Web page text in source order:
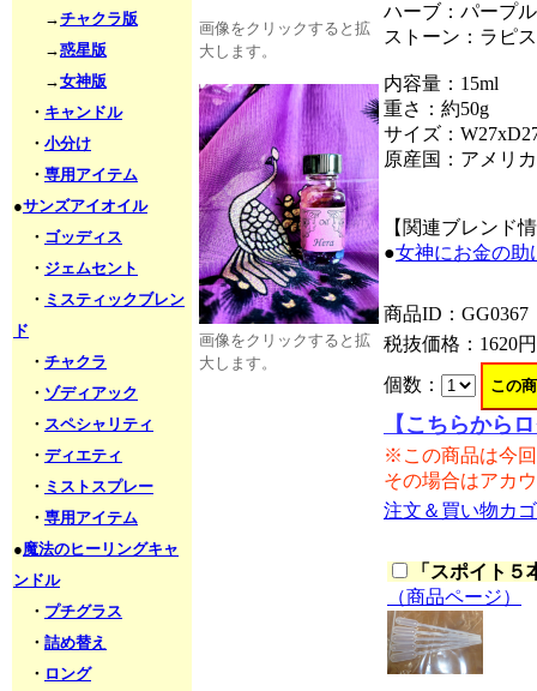
→チャクラ版
→惑星版
→女神版
・ キャンドル
・ 小分け
・ 専用アイテム
●サンズアイオイル
・ ゴッディス
・ ジェムセント
・ ミスティックブレン
ド
・ チャクラ
・ ゾディアック
・ スペシャリティ
・ ディエティ
・ ミストスプレー
・ 専用アイテム
●魔法のヒーリングキャ
ンドル
・ プチグラス
・ 詰め替え
・ ロング
画像をクリックすると拡
大します。
画像をクリックすると拡
大します。
ハーブ：パープ
ストーン：ラピ
内容量：15ml
重さ：約50g
サイズ：
原産国：アメリカ
【関連ブレンド
●女神にお金の助
商品ID：GG0367
税抜価格： 1620円
個数：
【こちらから
※この商品は今
その場合はアカ
注文＆買い物カ
「 スポイト５
（商品ページ）